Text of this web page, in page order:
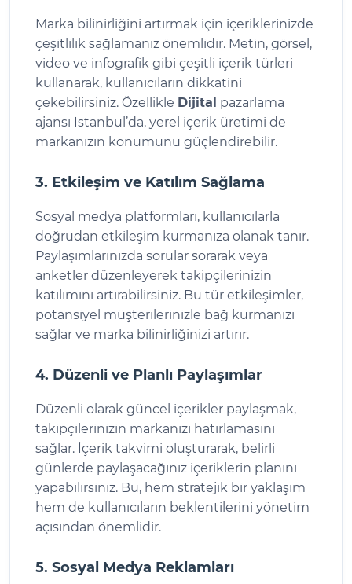
Marka bilinirliğini artırmak için içeriklerinizde
çeşitlilik sağlamanız önemlidir. Metin, görsel,
video ve infografik gibi çeşitli içerik türleri
kullanarak, kullanıcıların dikkatini
çekebilirsiniz. Özellikle Dijital pazarlama
ajansı İstanbul’da, yerel içerik üretimi de
markanızın konumunu güçlendirebilir.
3. Etkileşim ve Katılım Sağlama
Sosyal medya platformları, kullanıcılarla
doğrudan etkileşim kurmanıza olanak tanır.
Paylaşımlarınızda sorular sorarak veya
anketler düzenleyerek takipçilerinizin
katılımını artırabilirsiniz. Bu tür etkileşimler,
potansiyel müşterilerinizle bağ kurmanızı
sağlar ve marka bilinirliğinizi artırır.
4. Düzenli ve Planlı Paylaşımlar
Düzenli olarak güncel içerikler paylaşmak,
takipçilerinizin markanızı hatırlamasını
sağlar. İçerik takvimi oluşturarak, belirli
günlerde paylaşacağınız içeriklerin planını
yapabilirsiniz. Bu, hem stratejik bir yaklaşım
hem de kullanıcıların beklentilerini yönetim
açısından önemlidir.
5. Sosyal Medya Reklamları